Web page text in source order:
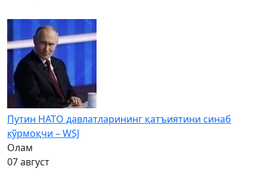
Путин НАТО давлатларининг қатъиятини синаб
кўрмоқчи – WSJ
Олам
07 август